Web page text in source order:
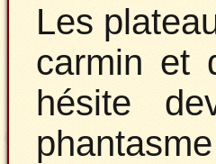
Les
carmin et
hésite